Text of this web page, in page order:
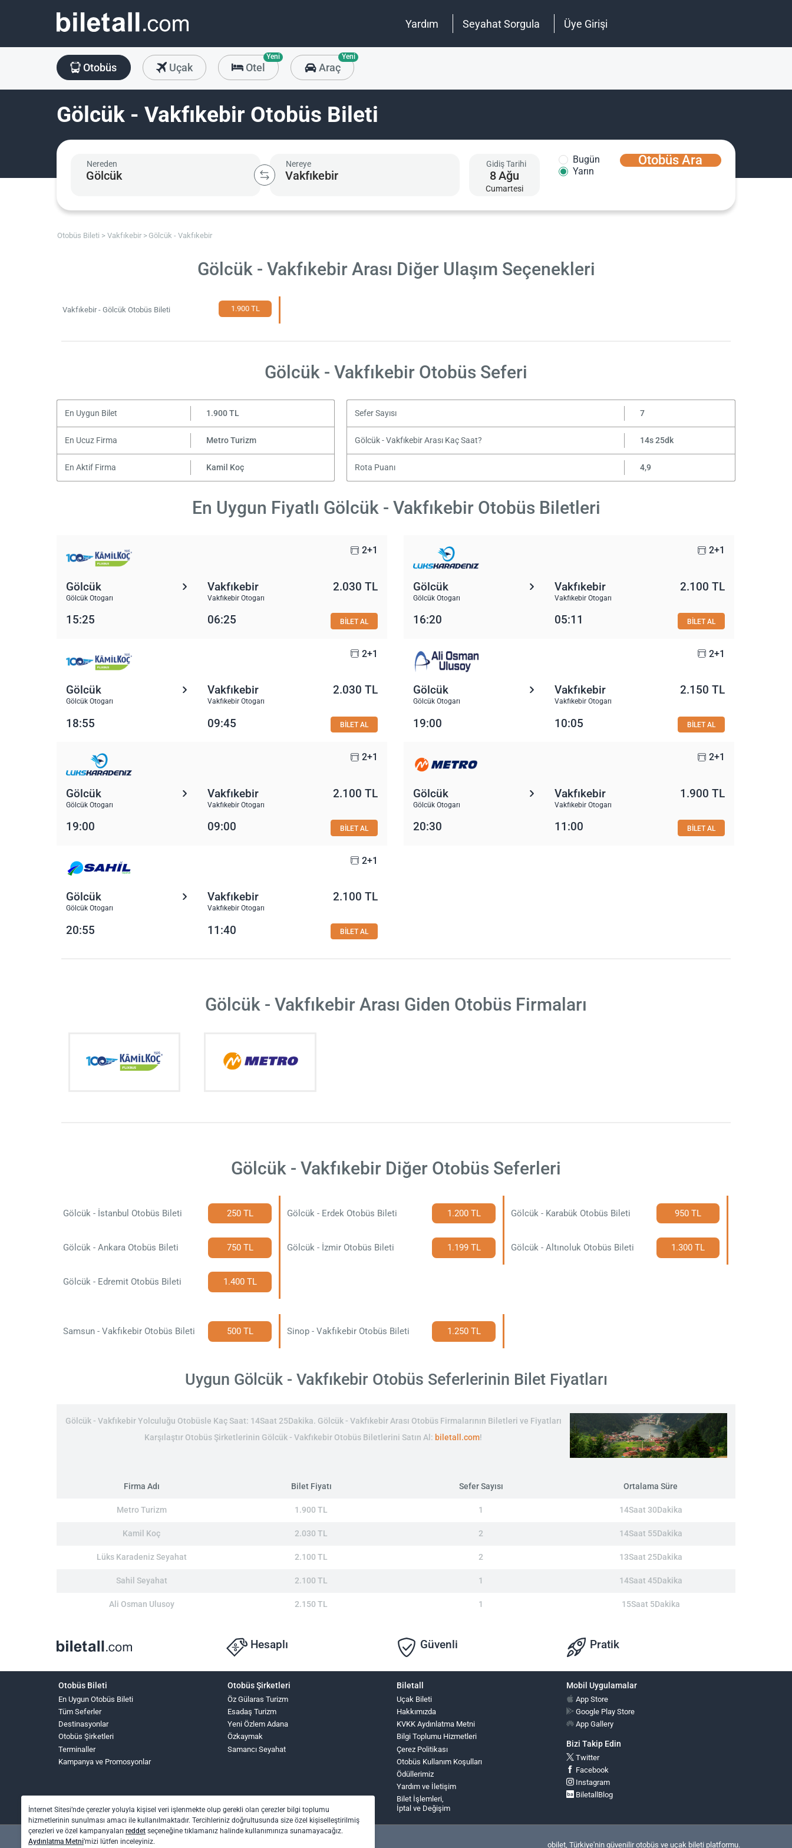
Yardım Seyahat Sorgula Üye Girişi
Otobüs Uçak Otel
Yeni
Araç
Yeni
Gölcük - Vakfıkebir Otobüs Bileti
Nereden Nereye Gidiş Tarihi
8Ağu
Cumartesi
Bugün
Yarın
Otobüs Ara
Otobüs Bileti Vakfıkebir Gölcük - Vakfıkebir
Gölcük - Vakfıkebir Arası Diğer Ulaşım Seçenekleri
Vakfıkebir - Gölcük Otobüs Bileti 1.900 TL
Gölcük - Vakfıkebir Otobüs Seferi
En Uygun Bilet 1.900 TL Sefer Sayısı 7
En Ucuz Firma Metro Turizm Gölcük - Vakfıkebir Arası Kaç Saat? 14s 25dk
En Aktif Firma Kamil Koç Rota Puanı 4,9
En Uygun Fiyatlı Gölcük - Vakfıkebir Otobüs Biletleri
2+1
Gölcük
Gölcük Otogarı
Vakfıkebir
Vakfıkebir Otogarı
2.030 TL
15:25 06:25 BİLET AL
2+1
Gölcük
Gölcük Otogarı
Vakfıkebir
Vakfıkebir Otogarı
2.100 TL
16:20 05:11 BİLET AL
2+1
Gölcük
Gölcük Otogarı
Vakfıkebir
Vakfıkebir Otogarı
2.030 TL
18:55 09:45 BİLET AL
2+1
Gölcük
Gölcük Otogarı
Vakfıkebir
Vakfıkebir Otogarı
2.150 TL
19:00 10:05 BİLET AL
2+1
Gölcük
Gölcük Otogarı
Vakfıkebir
Vakfıkebir Otogarı
2.100 TL
19:00 09:00 BİLET AL
2+1
Gölcük
Gölcük Otogarı
Vakfıkebir
Vakfıkebir Otogarı
1.900 TL
20:30 11:00 BİLET AL
2+1
Gölcük
Gölcük Otogarı
Vakfıkebir
Vakfıkebir Otogarı
2.100 TL
20:55 11:40 BİLET AL
Gölcük - Vakfıkebir Arası Giden Otobüs Firmaları
Gölcük - Vakfıkebir Diğer Otobüs Seferleri
Gölcük - İstanbul Otobüs Bileti 250 TL Gölcük - Erdek Otobüs Bileti 1.200 TL Gölcük - Karabük Otobüs Bileti 950 TL
Gölcük - Ankara Otobüs Bileti 750 TL Gölcük - İzmir Otobüs Bileti 1.199 TL Gölcük - Altınoluk Otobüs Bileti 1.300 TL
Gölcük - Edremit Otobüs Bileti 1.400 TL
Samsun - Vakfıkebir Otobüs Bileti 500 TL Sinop - Vakfıkebir Otobüs Bileti 1.250 TL
Uygun Gölcük - Vakfıkebir Otobüs Seferlerinin Bilet Fiyatları
Gölcük - Vakfıkebir Yolculuğu Otobüsle Kaç Saat: 14Saat 25Dakika. Gölcük - Vakfıkebir Arası Otobüs Firmalarının Biletleri ve Fiyatları
Karşılaştır Otobüs Şirketlerinin Gölcük - Vakfıkebir Otobüs Biletlerini Satın Al: biletall.com!
Firma Adı Bilet Fiyatı Sefer Sayısı Ortalama Süre
Metro Turizm 1.900 TL 1 14Saat 30Dakika
Kamil Koç 2.030 TL 2 14Saat 55Dakika
Lüks Karadeniz Seyahat 2.100 TL 2 13Saat 25Dakika
Sahil Seyahat 2.100 TL 1 14Saat 45Dakika
Ali Osman Ulusoy 2.150 TL 1 15Saat 5Dakika
Hesaplı Güvenli Pratik
Otobüs Bileti
En Uygun Otobüs Bileti
Tüm Seferler
Destinasyonlar
Otobüs Şirketleri
Terminaller
Kampanya ve Promosyonlar
Otobüs Şirketleri
Öz Gülaras Turizm
Esadaş Turizm
Yeni Özlem Adana
Özkaymak
Samancı Seyahat
Biletall
Uçak Bileti
Hakkımızda
KVKK Aydınlatma Metni
Bilgi Toplumu Hizmetleri
Çerez Politikası
Otobüs Kullanım Koşulları
Ödüllerimiz
Yardım ve İletişim
Bilet İşlemleri,
İptal ve Değişim
Mobil Uygulamalar
App Store
Google Play Store
App Gallery
Bizi Takip Edin
Twitter
Facebook
Instagram
BiletallBlog
obilet, Türkiye'nin güvenilir otobüs ve uçak bileti platformu.
İnternet Sitesi’nde çerezler yoluyla kişisel veri işlenmekte olup gerekli olan çerezler bilgi toplumu
hizmetlerinin sunulması amacı ile kullanılmaktadır. Tercihleriniz doğrultusunda size özel kişiselleştirilmiş
çerezleri ve özel kampanyaları reddet seçeneğine tıklamanız halinde kullanımınıza sunamayacağız.
Aydınlatma Metni’mizi lütfen inceleyiniz.